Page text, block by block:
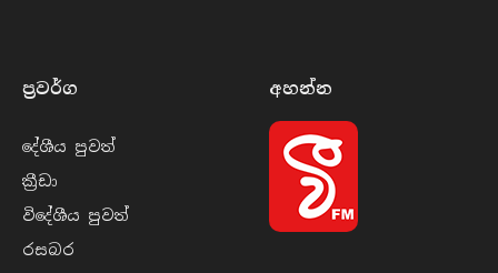
ප්‍රවර්​ග
දේශීය පුව​ත්
ක්‍රී​ඩා
විදේශීය පුව​ත්
රසබ​ර
අහන්​න